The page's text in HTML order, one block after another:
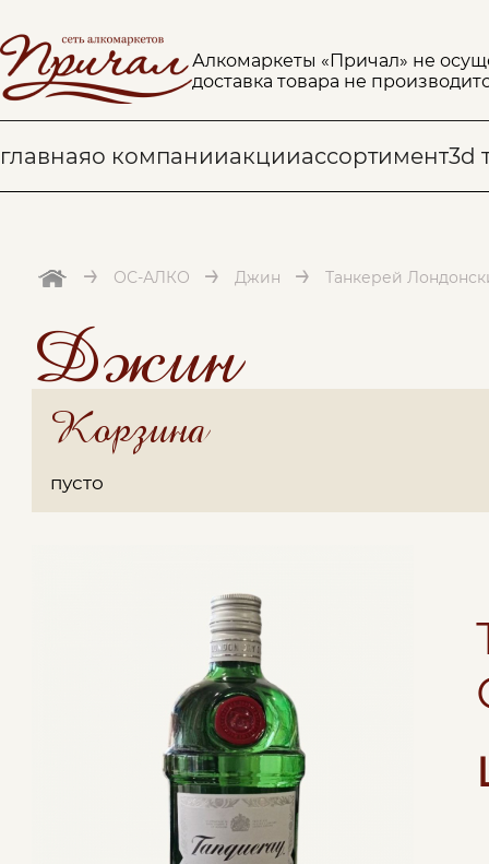
Алкомаркеты «Причал» не
доставка товара не
главнаяо компанииакцииассортимент3d
→ ОС-АЛКО → Джин → Танкерей
Джин
Корзина
пусто